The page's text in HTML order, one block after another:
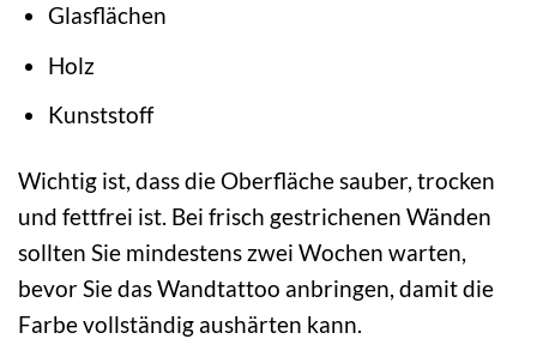
Glasflächen
Holz
Kunststoff
Wichtig ist, dass die Oberfläche sauber, trocken
und fettfrei ist. Bei frisch gestrichenen Wänden
sollten Sie mindestens zwei Wochen warten,
bevor Sie das Wandtattoo anbringen, damit die
Farbe vollständig aushärten kann.